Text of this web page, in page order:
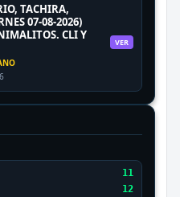
TACHIRA,
07-08-2026)
CLI Y
VER
11
12